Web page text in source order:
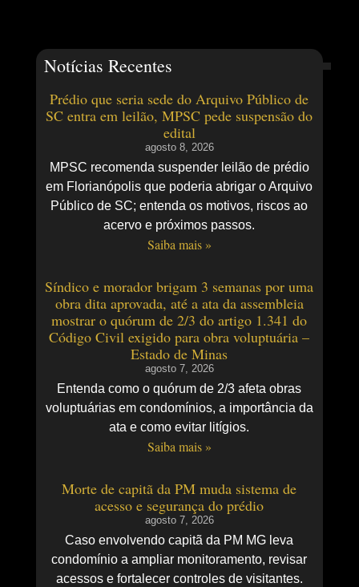
Notícias Recentes
Prédio que seria sede do Arquivo Público de
SC entra em leilão, MPSC pede suspensão do
edital
agosto 8, 2026
MPSC recomenda suspender leilão de prédio
em Florianópolis que poderia abrigar o Arquivo
Público de SC; entenda os motivos, riscos ao
acervo e próximos passos.
Saiba mais »
Síndico e morador brigam 3 semanas por uma
obra dita aprovada, até a ata da assembleia
mostrar o quórum de 2/3 do artigo 1.341 do
Código Civil exigido para obra voluptuária –
Estado de Minas
agosto 7, 2026
Entenda como o quórum de 2/3 afeta obras
voluptuárias em condomínios, a importância da
ata e como evitar litígios.
Saiba mais »
Morte de capitã da PM muda sistema de
acesso e segurança do prédio
agosto 7, 2026
Caso envolvendo capitã da PM MG leva
condomínio a ampliar monitoramento, revisar
acessos e fortalecer controles de visitantes.